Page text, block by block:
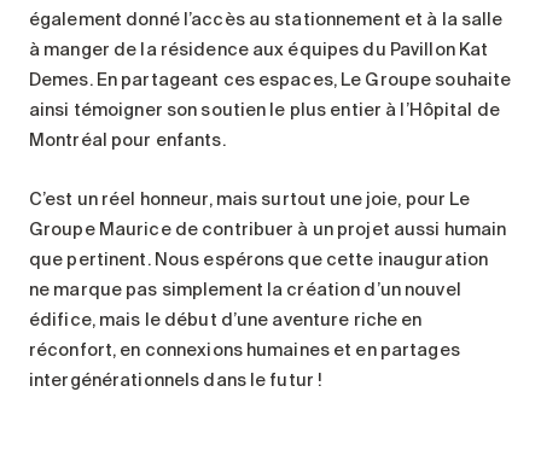
également donné l’accès au stationnement et à la salle
à manger de la résidence aux équipes du Pavillon Kat
Demes. En partageant ces espaces, Le Groupe souhaite
ainsi témoigner son soutien le plus entier à l’Hôpital de
Montréal pour enfants.
C’est un réel honneur, mais surtout une joie, pour Le
Groupe Maurice de contribuer à un projet aussi humain
que pertinent. Nous espérons que cette inauguration
ne marque pas simplement la création d’un nouvel
édifice, mais le début d’une aventure riche en
réconfort, en connexions humaines et en partages
intergénérationnels dans le futur !